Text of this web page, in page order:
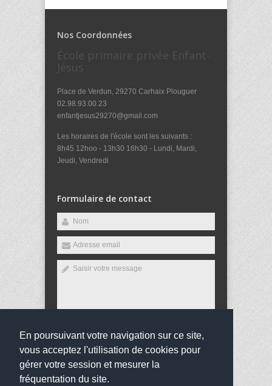
En poursuivant votre navigation sur ce site,
vous acceptez l'utilisation de cookies pour
gérer votre session et mesurer la
fréquentation du site.
Nos Coordonnées
École primaire privée Enfant-
Jésus
Place de Verdun, 29270 Carhaix Plouguer
02.98.93.00.23
enfantjesus29270@gmail.com
Les horaires de l'école sont les suivants :
8h45 12hoo - 13h30 16h30 - Lundi, Mardi,
Jeudi, Vendredi
Formulaire de contact
Envoyer